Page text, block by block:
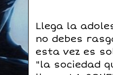
Llega la
no debes
esta vez es
"la sociedad